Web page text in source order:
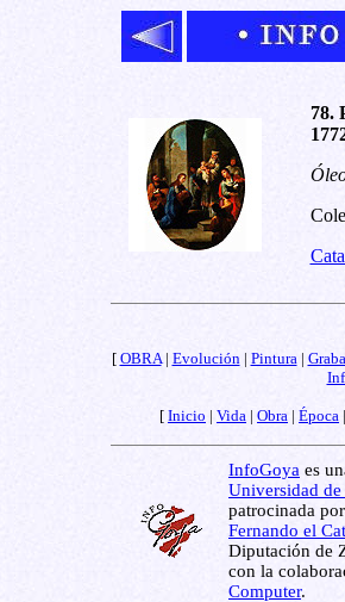
78.
[ OBRA| Evolución| Pintura|
[ Inicio | Vida | Obra | Época
InfoGoya es
Universidad de
patrocinada
Fernando el
Diputación de
con la
Computer.